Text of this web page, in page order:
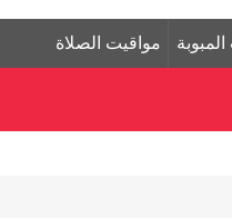
المبوبة مواقيت الصلاة